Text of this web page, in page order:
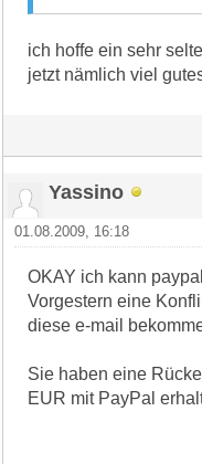
ich hoffe ein sehr
jetzt nämlich viel
Yassino
01.08.2009, 16:18
OKAY ich kann
Vorgestern eine
diese e-mail
Sie haben eine
EUR mit PayPal